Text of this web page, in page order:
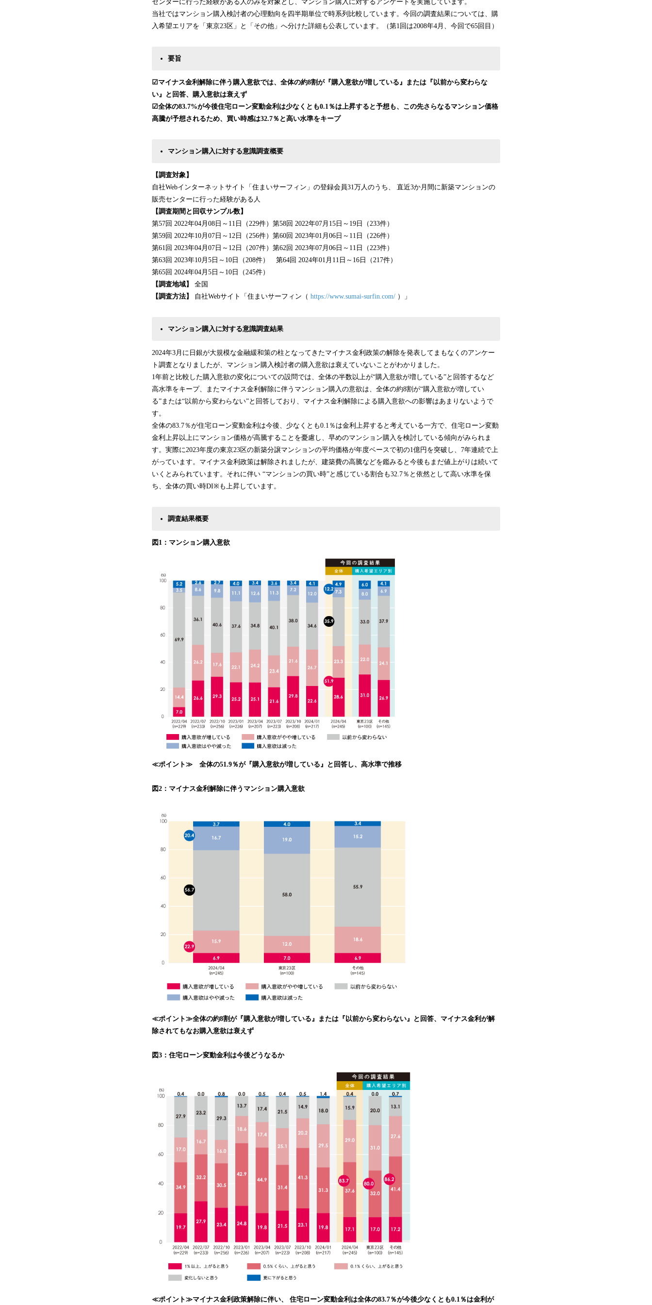
センターに行った経験がある人のみを対象とし、マンション購入に対するアンケートを実施しています。
当社ではマンション購入検討者の心理動向を四半期単位で時系列比較しています。今回の調査結果については、購
入希望エリアを「東京23区」と「その他」へ分けた詳細も公表しています。（第1回は2008年4月、今回で65回目）
要旨
☑マイナス金利解除に伴う購入意欲では、全体の約8割が『購入意欲が増している』または『以前から変わらな
い』と回答、購入意欲は衰えず
☑全体の83.7%が今後住宅ローン変動金利は少なくとも0.1％は上昇すると予想も、この先さらなるマンション価格
高騰が予想されるため、買い時感は32.7％と高い水準をキープ
マンション購入に対する意識調査概要
【調査対象】
自社Webインターネットサイト「住まいサーフィン」の登録会員31万人のうち、 直近3か月間に新築マンションの
販売センターに行った経験がある人
【調査期間と回収サンプル数】
第57回 2022年04月08日～11日（229件）第58回 2022年07月15日～19日（233件）
第59回 2022年10月07日～12日（256件）第60回 2023年01月06日～11日（226件）
第61回 2023年04月07日～12日（207件）第62回 2023年07月06日～11日（223件）
第63回 2023年10月5日～10日（208件） 第64回 2024年01月11日～16日（217件）
第65回 2024年04月5日～10日（245件）
【調査地域】 全国
【調査方法】
自社Webサイト「住まいサーフィン（ https://www.sumai-surfin.com/ ）」
マンション購入に対する意識調査結果
2024年3月に日銀が大規模な金融緩和策の柱となってきたマイナス金利政策の解除を発表してまもなくのアンケー
ト調査となりましたが、マンション購入検討者の購入意欲は衰えていないことがわかりました。
1年前と比較した購入意欲の変化についての設問では、全体の半数以上が“購入意欲が増している”と回答するなど
高水準をキープ、またマイナス金利解除に伴うマンション購入の意欲は、全体の約8割が“購入意欲が増してい
る”または“以前から変わらない”と回答しており、マイナス金利解除による購入意欲への影響はあまりないようで
す。
全体の83.7％が住宅ローン変動金利は今後、少なくとも0.1％は金利上昇すると考えている一方で、住宅ローン変動
金利上昇以上にマンション価格が高騰することを憂慮し、早めのマンション購入を検討している傾向がみられま
す。実際に2023年度の東京23区の新築分譲マンションの平均価格が年度ベースで初の1億円を突破し、7年連続で上
がっています。マイナス金利政策は解除されましたが、建築費の高騰などを鑑みると今後もまだ値上がりは続いて
いくとみられています。それに伴い “マンションの買い時”と感じている割合も32.7％と依然として高い水準を保
ち、全体の買い時DI※も上昇しています。
調査結果概要
図1：マンション購入意欲
≪ポイント≫ 全体の51.9％が『購入意欲が増している』と回答し、高水準で推移
図2：マイナス金利解除に伴うマンション購入意欲
≪ポイント≫全体の約8割が『購入意欲が増している』または『以前から変わらない』と回答、マイナス金利が解
除されてもなお購入意欲は衰えず
図3：住宅ローン変動金利は今後どうなるか
≪ポイント≫マイナス金利政策解除に伴い、 住宅ローン変動金利は全体の83.7％が今後少なくとも0.1％は金利が